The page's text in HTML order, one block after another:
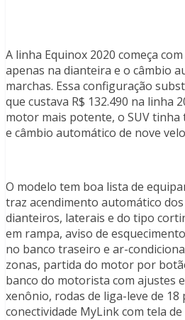
A linha Equinox 2020 começa
apenas na dianteira e o câmbio
marchas. Essa configuração
que custava R$ 132.490 na linha
motor mais potente, o SUV
e câmbio automático de nove
O modelo tem boa lista de
traz acendimento automático
dianteiros, laterais e do tipo
em rampa, aviso de
no banco traseiro e ar-
zonas, partida do motor por
banco do motorista com ajustes
xenônio, rodas de liga-leve de 18
conectividade MyLink com tela de